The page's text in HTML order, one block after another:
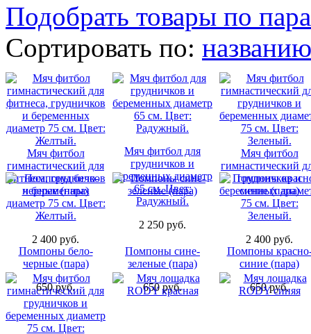
Подобрать товары по
Сортировать по: названию
Мяч фитбол
гимнастический для
фитнеса, грудничков
и беременных
диаметр 75 см. Цвет:
Желтый.
2 400 руб.
Мяч фитбол для
грудничков и
беременных диаметр
65 см. Цвет:
Радужный.
2 250 руб.
Мяч фитбол
гимнастический
грудничков и
беременных
75 см. Цвет:
Зеленый.
2 400 руб.
Помпоны бело-
черные (пара)
650 руб.
Помпоны сине-
зеленые (пара)
650 руб.
Помпоны
синие (пара)
650 руб.